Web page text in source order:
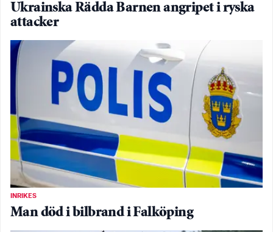
Ukrainska Rädda Barnen angripet i ryska
attacker
INRIKES
Man död i bilbrand i Falköping